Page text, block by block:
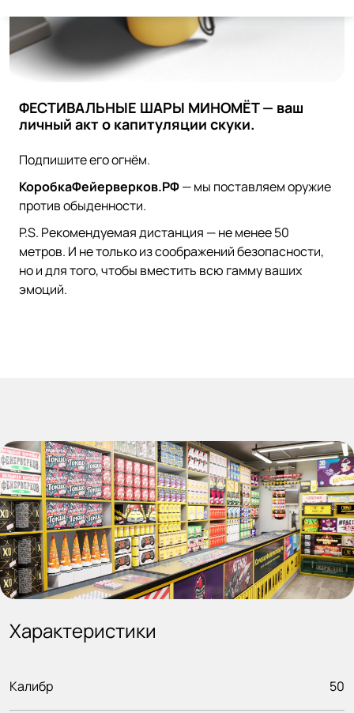
ФЕСТИВАЛЬНЫЕ ШАРЫ МИНОМЁТ — ваш
личный акт о капитуляции скуки.
Подпишите его огнём.
КоробкаФейерверков.РФ— мы поставляем оружие
против обыденности.
P.S. Рекомендуемая дистанция — не менее 50
метров. И не только из соображений безопасности,
но и для того, чтобы вместить всю гамму ваших
эмоций.
Характеристики
Калибр 50